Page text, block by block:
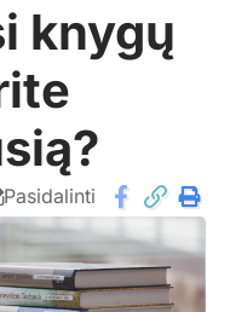
knygų
Pasidalinti